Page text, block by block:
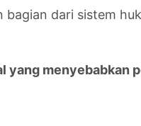
bagian dari sistem
yang menyebabkan